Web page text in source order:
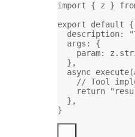
import { z }
export
default {
description:
args: {
param: z.
},
async execute(
// Tool
return
},
}